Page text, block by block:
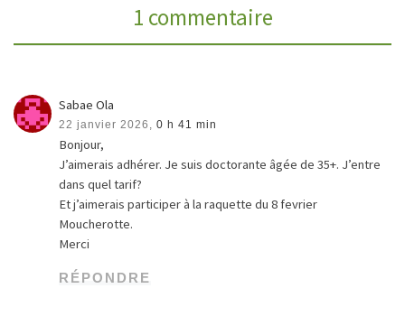
1 commentaire
Sabae Ola
22 janvier 2026, 0 h 41 min
Bonjour,
J’aimerais adhérer. Je suis doctorante âgée de 35+. J’entre
dans quel tarif?
Et j’aimerais participer à la raquette du 8 fevrier
Moucherotte.
Merci
RÉPONDRE